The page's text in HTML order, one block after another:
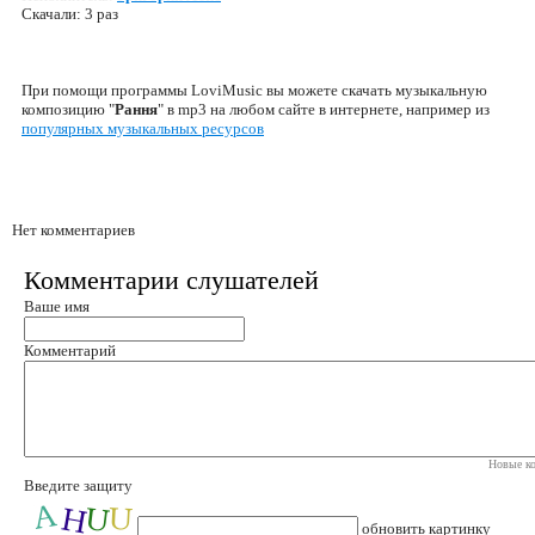
Скачали: 3 раз
При помощи программы LoviMusic вы можете скачать музыкальную
композицию "Рання" в mp3 на любом сайте в интернете, например из
популярных музыкальных ресурсов
Нет комментариев
Комментарии слушателей
Ваше имя
Комментарий
Новые
Введите защиту
обновить картинку